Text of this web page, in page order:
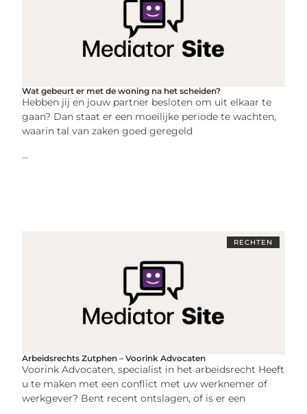
Wat gebeurt er met de woning na het scheiden?
Hebben jij en jouw partner besloten om uit elkaar te
gaan? Dan staat er een moeilijke periode te wachten,
waarin tal van zaken goed geregeld
...
RECHTEN
Arbeidsrechts Zutphen – Voorink Advocaten
Voorink Advocaten, specialist in het arbeidsrecht Heeft
u te maken met een conflict met uw werknemer of
werkgever? Bent recent ontslagen, of is er een